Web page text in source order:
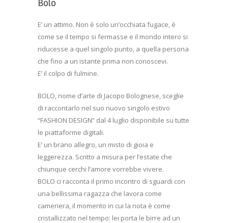
Bolo
E’ un attimo. Non è solo un’occhiata fugace, è
come se il tempo si fermasse e il mondo intero si
riducesse a quel singolo punto, a quella persona
che fino a un istante prima non conoscevi.
E’ il colpo di fulmine.
BOLO, nome d’arte di Jacopo Bolognese, sceglie
di raccontarlo nel suo nuovo singolo estivo
“FASHION DESIGN” dal 4 luglio disponibile su tutte
le piattaforme digitali.
E’ un brano allegro, un misto di gioia e
leggerezza. Scritto a misura per l’estate che
chiunque cerchi l’amore vorrebbe vivere.
BOLO ci racconta il primo incontro di sguardi con
una bellissima ragazza che lavora come
cameriera, il momento in cui la nota è come
cristallizzato nel tempo: lei porta le birre ad un